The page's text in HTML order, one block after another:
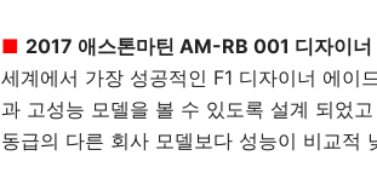
■ 2017 애스톤마틴 AM-RB 001 디자이너
세계에서 가장 성공적인 F1 디자이너 에이
과 고성능 모델을 볼 수 있도록 설계 되었
동급의 다른 회사 모델보다 성능이 비교적